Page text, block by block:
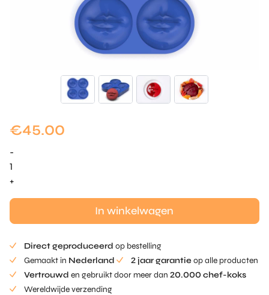
€45.00
-
Lippen
Mold
+
In winkelwagen
Direct geproduceerd op bestelling
Gemaakt in Nederland 2 jaar garantieop alle producten
Vertrouwd en gebruikt door meer dan 20.000 chef-koks
Wereldwijde verzending